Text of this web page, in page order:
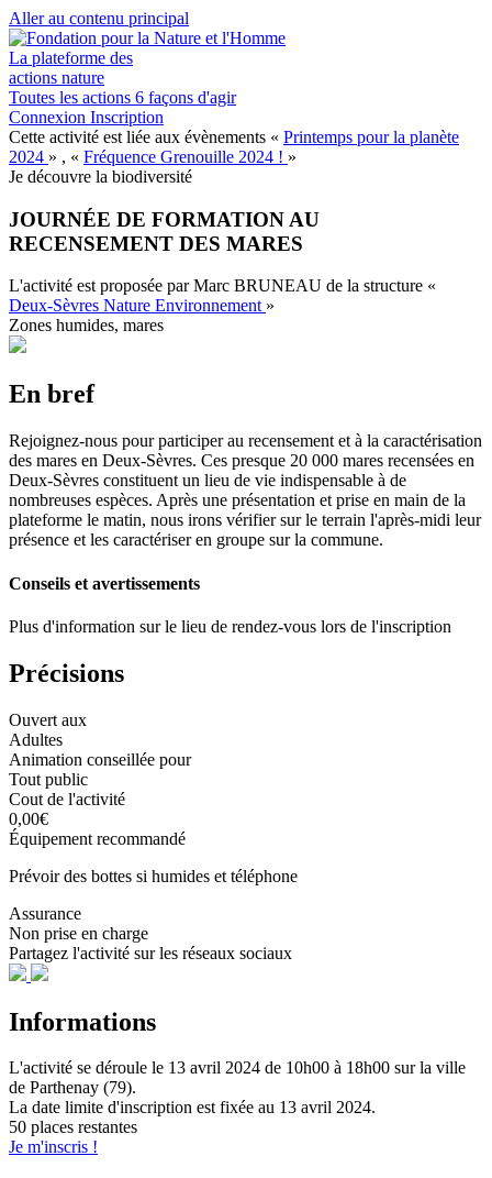
Aller au contenu principal
La plateforme des
actions nature
Toutes les actions 6 façons d'agir
Connexion Inscription
Cette activité est liée aux évènements « Printemps pour la planète
2024 » , « Fréquence Grenouille 2024 ! »
Je découvre la biodiversité
JOURNÉE DE FORMATION AU
RECENSEMENT DES MARES
L'activité est proposée parMarc BRUNEAU de la structure «
Deux-Sèvres Nature Environnement »
Zones humides, mares
En bref
Rejoignez-nous pour participer au recensement et à la caractérisation
des mares en Deux-Sèvres. Ces presque 20 000 mares recensées en
Deux-Sèvres constituent un lieu de vie indispensable à de
nombreuses espèces. Après une présentation et prise en main de la
plateforme le matin, nous irons vérifier sur le terrain l'après-midi leur
présence et les caractériser en groupe sur la commune.
Conseils et avertissements
Plus d'information sur le lieu de rendez-vous lors de l'inscription
Précisions
Ouvert aux
Adultes
Animation conseillée pour
Tout public
Cout de l'activité
0,00€
Équipement recommandé
Prévoir des bottes si humides et téléphone
Assurance
Non prise en charge
Partagez l'activité sur les réseaux sociaux
Informations
L'activité se déroule le 13 avril 2024 de 10h00 à 18h00 sur la ville
de Parthenay (79).
La date limite d'inscription est fixée au 13 avril 2024.
50 places restantes
Je m'inscris !